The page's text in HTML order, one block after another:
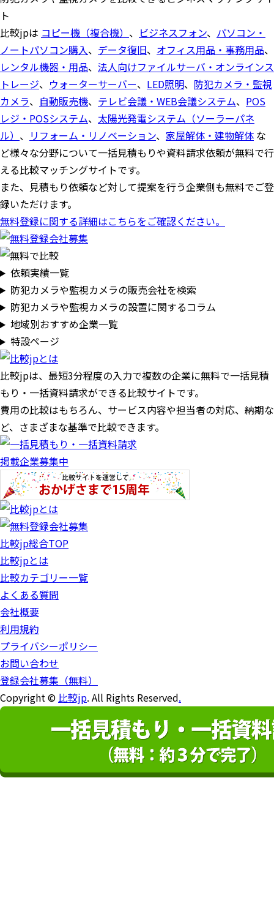
ト
比較jpは コピー機（複合機） 、 ビジネスフォン、 パソコン・
ノートパソコン購入、 データ復旧、 オフィス用品・事務用品、
レンタル機器・用品、 法人向けファイルサーバ・オンラインス
トレージ、 ウォーターサーバー、 LED照明、 防犯カメラ・監視
カメラ、 自動販売機、 テレビ会議・WEB会議システム、 POS
レジ・POSシステム、 太陽光発電システム（ソーラーパネ
ル） 、 リフォーム・リノベーション、 家屋解体・建物解体 な
ど様々な分野について一括見積もりや資料請求依頼が無料で行
える比較マッチングサイトです。
また、見積もり依頼など対して提案を行う企業側も無料でご登
録いただけます。
無料登録に関する詳細はこちらをご確認ください。
依頼実績一覧
防犯カメラや監視カメラの販売会社を検索
防犯カメラや監視カメラの設置に関するコラム
地域別おすすめ企業一覧
特設ページ
比較jpは、 最短3分程度の入力で複数の企業に無料で一括見積
もり・一括資料請求ができる比較サイトです。
費用の比較はもちろん、サービス内容や担当者の対応、納期な
ど、さまざまな基準で比較できます。
掲載企業募集中
比較jp総合TOP
比較jpとは
比較カテゴリー一覧
よくある質問
会社概要
利用規約
プライバシーポリシー
お問い合わせ
登録会社募集（無料）
Copyright ©比較jp. All Rights Reserved.